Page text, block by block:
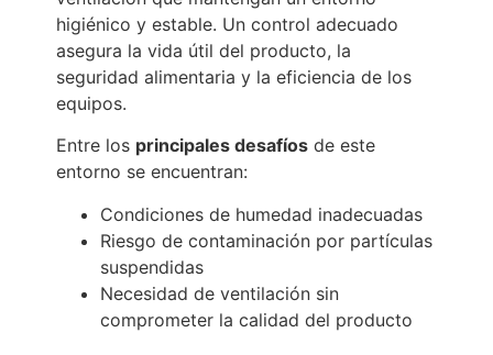
higiénico y estable. Un control adecuado
asegura la vida útil del producto, la
seguridad alimentaria y la eficiencia de los
equipos.
Entre los principales desafíos de este
entorno se encuentran:
Condiciones de humedad inadecuadas
Riesgo de contaminación por partículas
suspendidas
Necesidad de ventilación sin
comprometer la calidad del producto